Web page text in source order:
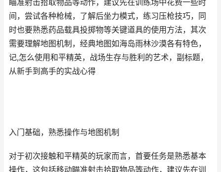
瞄准射击拾取物品等动作，建议先在训练场中花费一些时
间，尝试各种枪械，了解后坐力模式，练习压枪技巧，同
时也要熟悉药品载具投掷物等关键道具的使用方法，其次
需要理解地图机制，经典地图如海岛雨林沙漠各有特色，
记,怎么使用和平精英，战场生存与胜利的艺术，副标题，
从新手到高手的实战心得
入门基础，熟悉操作与地图机制
对于初次接触和平精英的玩家而言，首要任务是熟悉基本
操作，这包括移动瞄准射击拾取物品等动作，建议先在训